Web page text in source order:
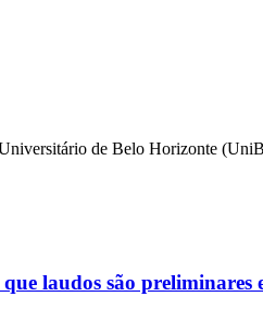
de Belo Horizonte
laudos são preliminares